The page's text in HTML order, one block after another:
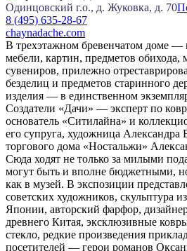
Одинцовский г.о., д. Жуковка, д. 70
8 (495) 635-28-67
chaynadache.com
В трехэтажном бревенчатом доме —
мебели, картин, предметов обихода,
сувениров, прилежно
безделиц и предметов старинного
изделия — в единственном
Создатели «Дачи» — эксперт по
основатель «Ситилайна» и
его супруга, художница Александра
торгового дома «Ностальжи»
Сюда ходят не только за милыми
могут быть и вполне бюджетными,
как в музей. В экспозиции
советских художников, скульптура
Японии, авторский фарфор,
древнего Китая, эксклюзивные
стекло, редкие произведения
посетителей — герои романов